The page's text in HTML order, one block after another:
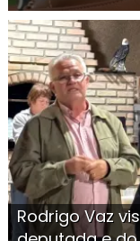
Rodrigo Vaz